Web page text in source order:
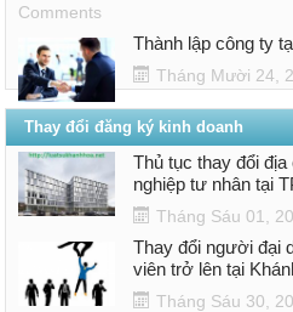
Comments
Thành lập công ty
Tháng Mười 24,
Thay đổi đăng ký kinh doanh
Thủ tục thay đổi
nghiệp tư nhân tại
Tháng Sáu 01,
Thay đổi người đại
viên trở lên tại
Tháng Sáu 30,